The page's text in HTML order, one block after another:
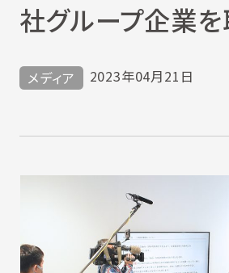
社グループ企業
メディア 2023年04月21日